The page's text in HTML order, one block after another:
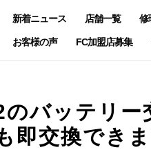
新着ニュース 店舗一覧 修
お客様の声 FC加盟店募集
のバッテリ
即交換できま